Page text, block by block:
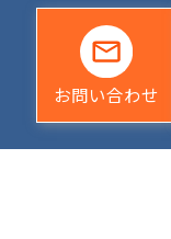
お問い合わせ